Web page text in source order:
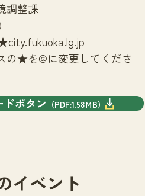
調整課
の★を@に変更してくださ
ドボタン （PDF:1.58ＭB）
イベント